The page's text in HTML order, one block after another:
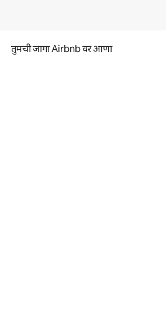
तुमची जागा Airbnb वर आणा